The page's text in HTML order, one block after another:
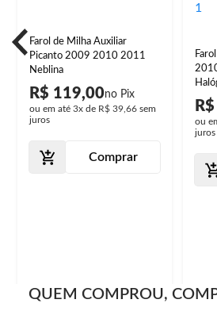
Farol de Milha Auxiliar
Picanto 2009 2010 2011
Neblina
R$ 119,00
ou em até 3x de R$ 39,66 sem
juros
Comprar
ou
juros
QUEM COMPROU,